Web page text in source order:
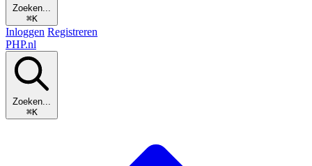
Zoeken...
⌘K
Inloggen Registreren
PHP.nl
Zoeken...
⌘K